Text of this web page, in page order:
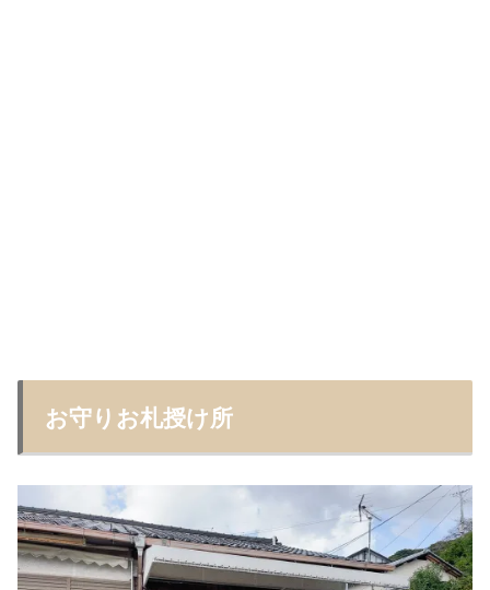
お守りお札授け所